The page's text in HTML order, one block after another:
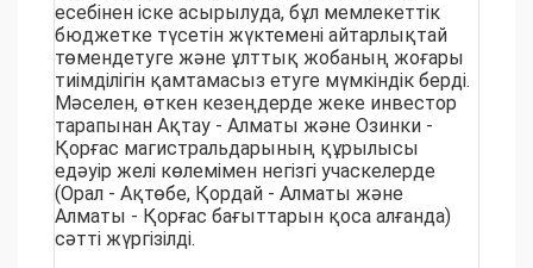
есебінен іске асырылуда, бұл мемлекеттік
бюджетке түсетін жүктемені айтарлықтай
төмендетуге және ұлттық жобаның жоғары
тиімділігін қамтамасыз етуге мүмкіндік берді.
Мәселен, өткен кезеңдерде жеке инвестор
тарапынан Ақтау - Алматы және Озинки -
Қорғас магистральдарының құрылысы
едәуір желі көлемімен негізгі учаскелерде
(Орал - Ақтөбе, Қордай - Алматы және
Алматы - Қорғас бағыттарын қоса алғанда)
сәтті жүргізілді.